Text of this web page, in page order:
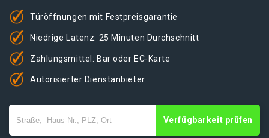
Türöffnungen mit Festpreisgarantie
Niedrige Latenz: 25 Minuten Durchschnitt
Zahlungsmittel: Bar oder EC-Karte
Autorisierter Dienstanbieter
Verfügbarkeit prüfen